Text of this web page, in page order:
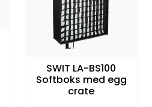
SWIT LA-BS100
Softboks med egg
crate